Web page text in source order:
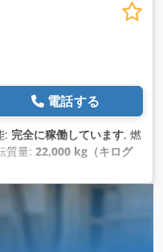
電話する
: 完全に稼働しています, 燃
質量: 22,000 kg（キログ
／車両番号:
ラーホイールローダー キ
ゼルエンジン 現状販売
ヴィジャイ JPNインダ
パンダンクレセント、シン